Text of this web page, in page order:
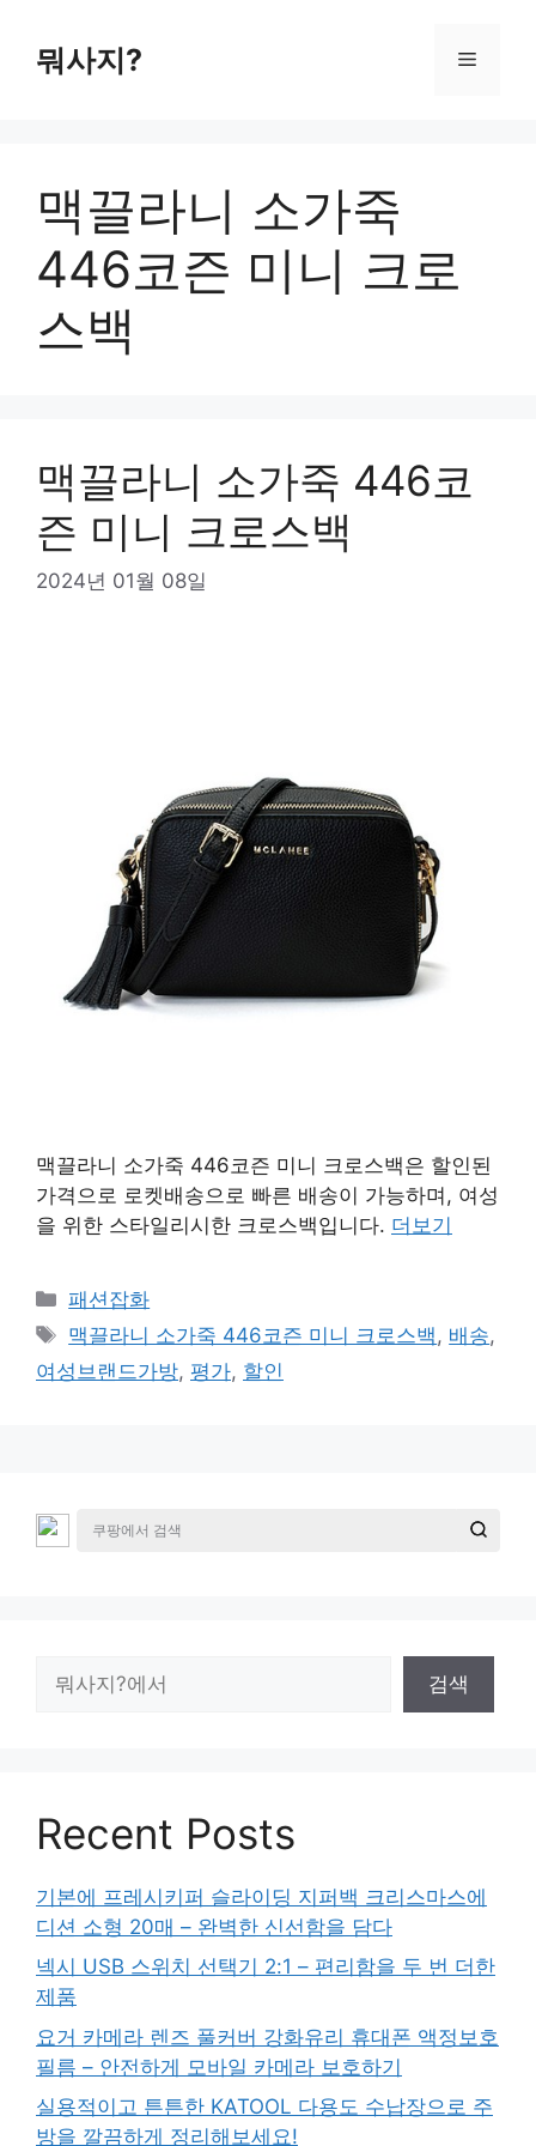
뭐사지? 메
맥끌라니 소가죽
446코즌 미니 크로
스백
맥끌라니 소가죽 446코
즌 미니 크로스백
2024년 01월 08일
맥끌라니 소가죽 446코즌 미니 크로스백은 할인된
가격으로 로켓배송으로 빠른 배송이 가능하며, 여성
을 위한 스타일리시한 크로스백입니다. 더보기
카
테
고
리
패션잡화
태
그
맥끌라니 소가죽 446코즌 미니 크로스백 , 배송,
여성브랜드가방, 평가, 할인
검색
Recent Posts
기본에 프레시키퍼 슬라이딩 지퍼백 크리스마스에
디션 소형 20매 – 완벽한 신선함을 담다
넥시 USB 스위치 선택기 2:1 – 편리함을 두 번 더한
제품
요거 카메라 렌즈 풀커버 강화유리 휴대폰 액정보호
필름 – 안전하게 모바일 카메라 보호하기
실용적이고 튼튼한 KATOOL 다용도 수납장으로 주
방을 깔끔하게 정리해보세요!